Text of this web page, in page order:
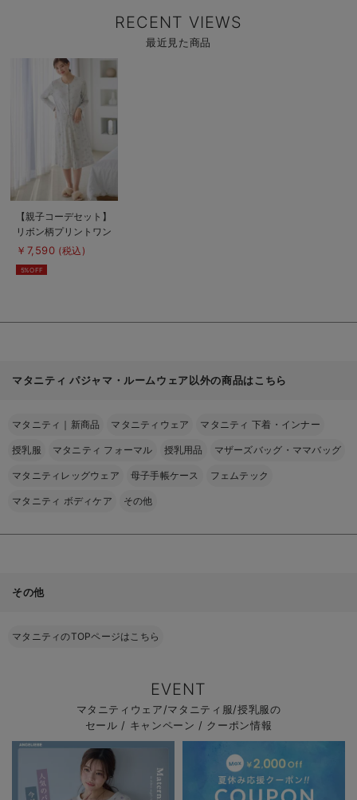
RECENT VIEWS
最近見た商品
商
品
詳
を
見
る
【親子コーデセット】
リボン柄プリントワン
ピース＆産前産後使え
&2wayオール 出産
￥7,590 (税込)
5%OFF
マタニティ パジャマ・ルームウェア以外の商品はこちら
マタニティ｜新商品 マタニティウェア マタニティ 下着・インナー
授乳服 マタニティ フォーマル 授乳用品 マザーズバッグ・ママバッグ
マタニティレッグウェア 母子手帳ケース フェムテック
マタニティ ボディケア その他
その他
マタニティのTOPページはこちら
EVENT
マタニティウェア/マタニティ服/授乳服の
セール / キャンペーン / クーポン情報